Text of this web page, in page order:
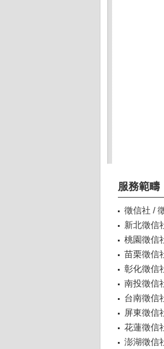
服務範疇
徵信社 /
新北徵信
桃園徵信
苗栗徵信
彰化徵信
南投徵信
台南徵信
屏東徵信
花蓮徵信
澎湖徵信